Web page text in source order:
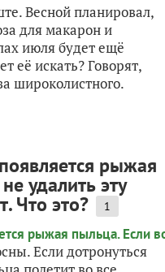
Весной планировал,
для макарон и
июля будет ещё
её искать? Говорят,
широколистного.
рыжая
удалить эту
Что это? 1
Если дотронуться